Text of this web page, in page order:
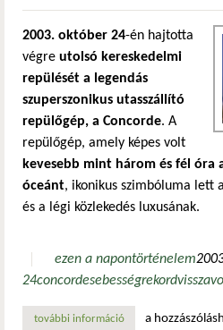
2003. október 24-én hajtotta
végre utolsó kereskedelmi
repülését a legendás
szuperszonikus utasszállító
repülőgép, a Concorde. A
repülőgép, amely képes volt
kevesebb mint három és fél óra
óceánt, ikonikus szimbóluma lett
és a légi közlekedés luxusának.
ezen a napontörténelem
24concordesebességrekord
további információa concorde utolsó
a